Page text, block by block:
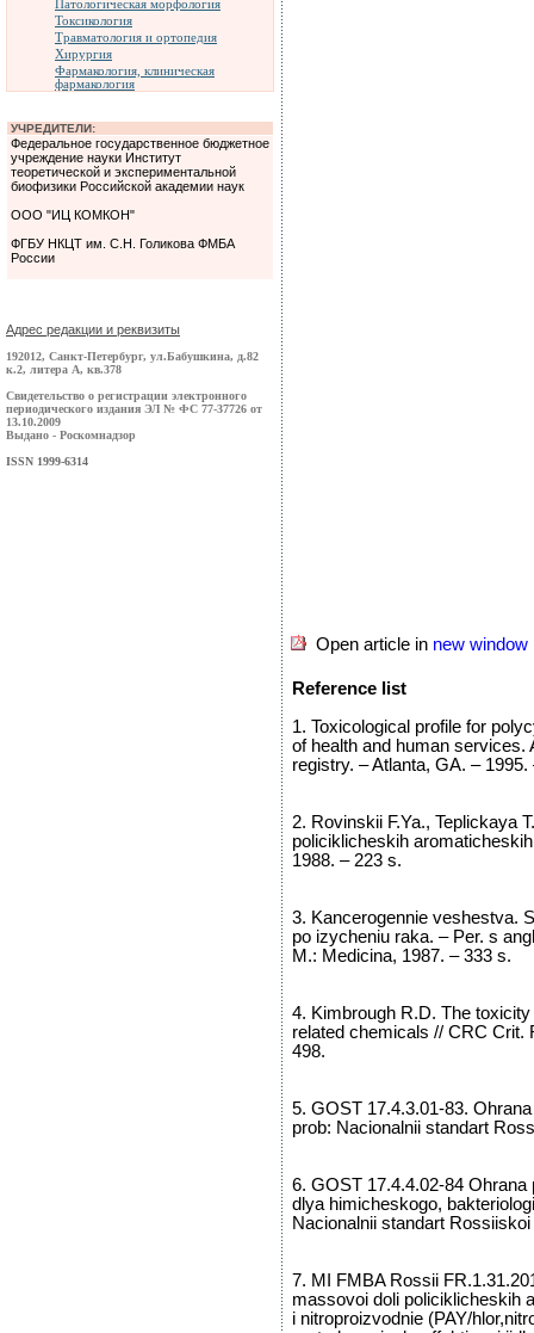
Патологическая морфология
Токсикология
Травматология и ортопедия
Хирургия
Фармакология, клиническая
фармакология
УЧРЕДИТЕЛИ:
Федеральное государственное бюджетное
учреждение науки Институт
теоретической и экспериментальной
биофизики Российской академии наук
ООО "ИЦ КОМКОН"
ФГБУ НКЦТ им. С.Н. Голикова ФМБА
России
Адрес редакции и реквизиты
192012, Санкт-Петербург, ул.Бабушкина, д.82
к.2, литера А, кв.378
Свидетельство о регистрации электронного
периодического издания ЭЛ № ФС 77-37726 от
13.10.2009
Выдано - Роскомнадзор
ISSN 1999-6314
Open article in new window
Reference list
1. Toxicological profile for
of health and human
registry. – Atlanta, GA. – 1995.
2. Rovinskii F.Ya., Teplickaya
policiklicheskih
1988. – 223 s.
3. Kancerogennie veshestva.
po izycheniu raka. – Per. s
M.: Medicina, 1987. – 333 s.
4. Kimbrough R.D. The
related chemicals // CRC Crit.
498.
5. GOST 17.4.3.01-83.
prob: Nacionalnii standart
6. GOST 17.4.4.02-84
dlya himicheskogo,
Nacionalnii standart
7. MI FMBA Rossii
massovoi doli policiklicheskih
i nitroproizvodnie (PAY/